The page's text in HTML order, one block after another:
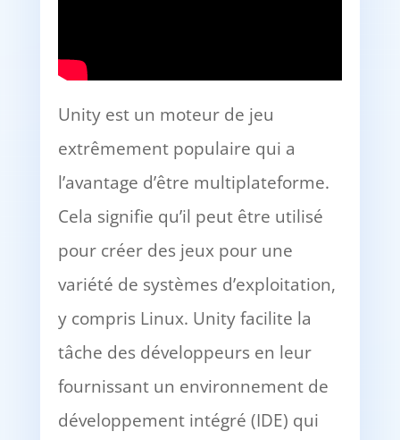
Unity est un moteur de jeu
extrêmement populaire qui a
l’avantage d’être multiplateforme.
Cela signifie qu’il peut être utilisé
pour créer des jeux pour une
variété de systèmes d’exploitation,
y compris Linux. Unity facilite la
tâche des développeurs en leur
fournissant un environnement de
développement intégré (IDE) qui